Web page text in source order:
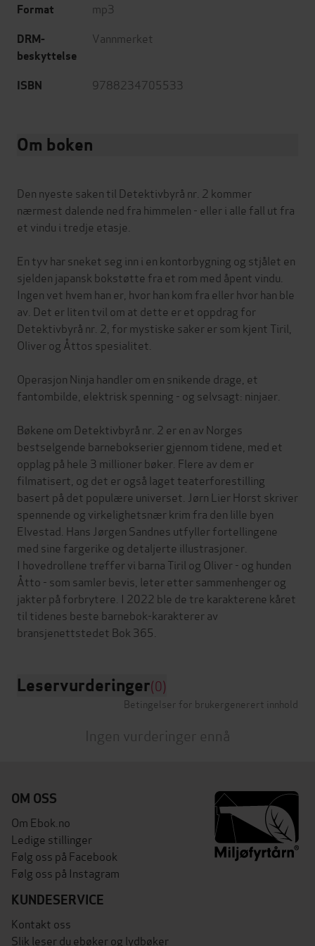
Format mp3
DRM-
beskyttelse
Vannmerket
ISBN 9788234705533
Om boken
Den nyeste saken til Detektivbyrå nr. 2 kommer
nærmest dalende ned fra himmelen - eller i alle fall ut fra
et vindu i tredje etasje.
En tyv har sneket seg inn i en kontorbygning og stjålet en
sjelden japansk bokstøtte fra et rom med åpent vindu.
Ingen vet hvem han er, hvor han kom fra eller hvor han ble
av. Det er liten tvil om at dette er et oppdrag for
Detektivbyrå nr. 2, for mystiske saker er som kjent Tiril,
Oliver og Åttos spesialitet.
Operasjon Ninja handler om en snikende drage, et
fantombilde, elektrisk spenning - og selvsagt: ninjaer.
Bøkene om Detektivbyrå nr. 2 er en av Norges
bestselgende barnebokserier gjennom tidene, med et
opplag på hele 3 millioner bøker. Flere av dem er
filmatisert, og det er også laget teaterforestilling
basert på det populære universet. Jørn Lier Horst skriver
spennende og virkelighetsnær krim fra den lille byen
Elvestad. Hans Jørgen Sandnes utfyller fortellingene
med sine fargerike og detaljerte illustrasjoner.
I hovedrollene treffer vi barna Tiril og Oliver - og hunden
Åtto - som samler bevis, leter etter sammenhenger og
jakter på forbrytere. I 2022 ble de tre karakterene kåret
til tidenes beste barnebok-karakterer av
Leservurderinger(0)
Betingelser for brukergenerert innhold
Ingen vurderinger ennå
OM OSS
Om Ebok.no
Ledige stillinger
Følg oss på Facebook
Følg oss på Instagram
KUNDESERVICE
Kontakt oss
Slik leser du ebøker og lydbøker